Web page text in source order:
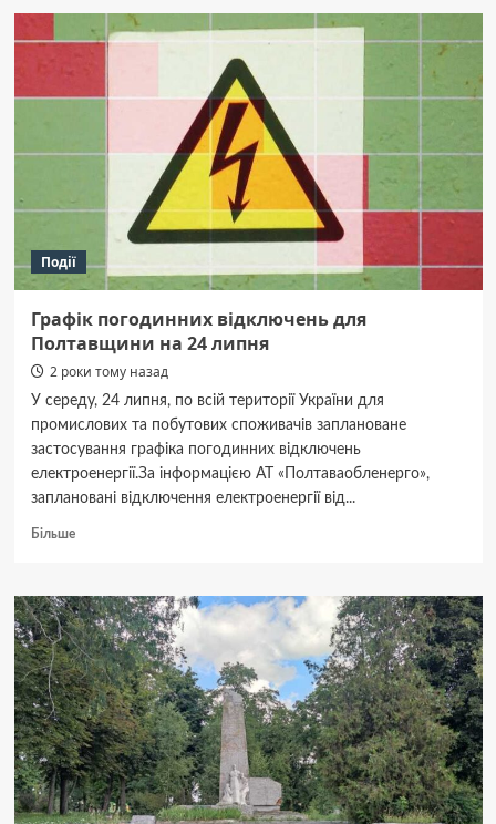
липня
(Червоному
відсутнє
водопостачання
Події
Графік погодинних відключень для
Полтавщини на 24 липня
2 роки тому назад
У середу, 24 липня, по всій території України для
промислових та побутових споживачів заплановане
застосування графіка погодинних відключень
електроенергії.За інформацією АТ «Полтаваобленерго»,
заплановані відключення електроенергії від...
БільшеДокладніше
погодинних
відключень
для
Полтавщини
на 24 липня